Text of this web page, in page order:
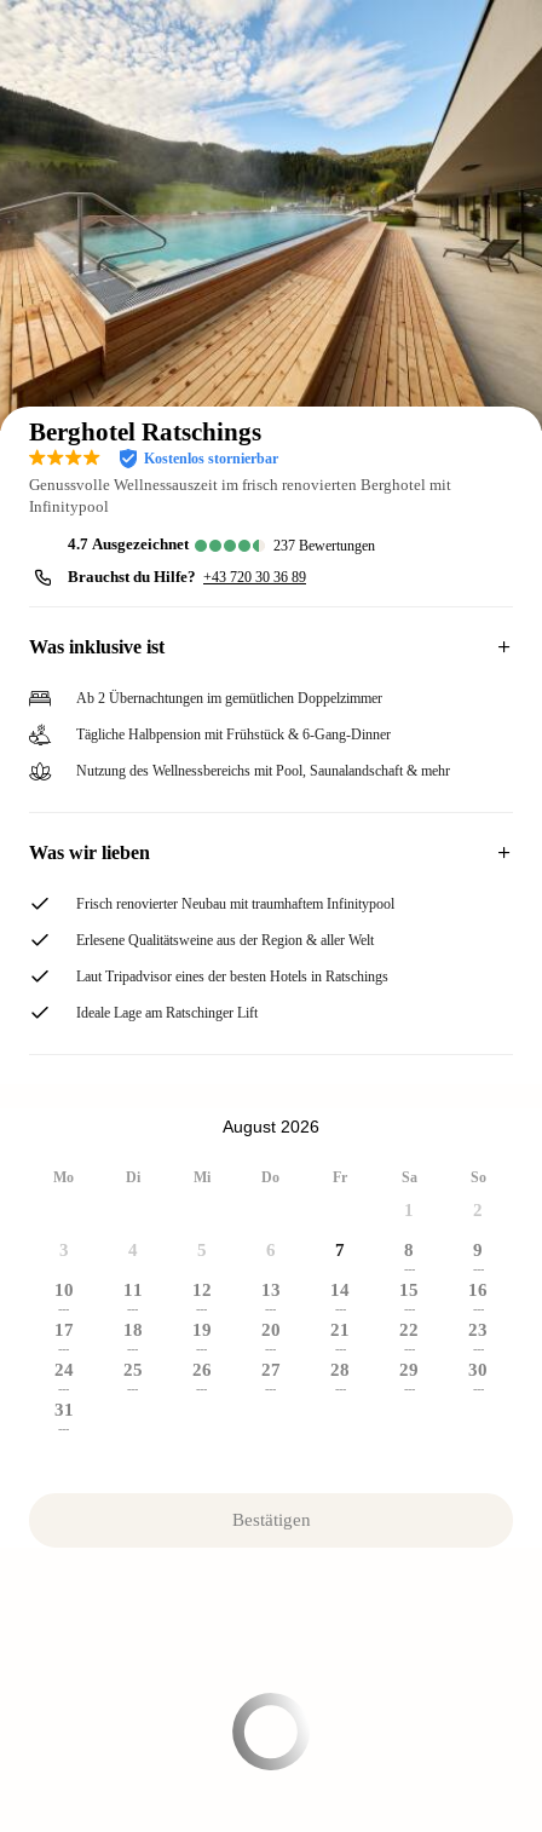
Auf der Karte anzeigen
Berghotel Ratschings
Kostenlos stornierbar
Genussvolle Wellnessauszeit im frisch renovierten Berghotel mit
Infinitypool
4.7 ausgezeichnet 237 Bewertungen
Brauchst du Hilfe? +43 720 30 36 89
Was inklusive ist
Ab 2 Übernachtungen im gemütlichen Doppelzimmer
Tägliche Halbpension mit Frühstück & 6-Gang-Dinner
Nutzung des Wellnessbereichs mit Pool, Saunalandschaft & mehr
Was wir lieben
Frisch renovierter Neubau mit traumhaftem Infinitypool
Erlesene Qualitätsweine aus der Region & aller Welt
Laut Tripadvisor eines der besten Hotels in Ratschings
Ideale Lage am Ratschinger Lift
August 2026
Mo Di Mi Do Fr Sa So
1 2
3 4 5 6 7 8
---
9
---
10
---
11
---
12
---
13
---
14
---
15
---
16
---
17
---
18
---
19
---
20
---
21
---
22
---
23
---
24
---
25
---
26
---
27
---
28
---
29
---
30
---
31
---
Bestätigen